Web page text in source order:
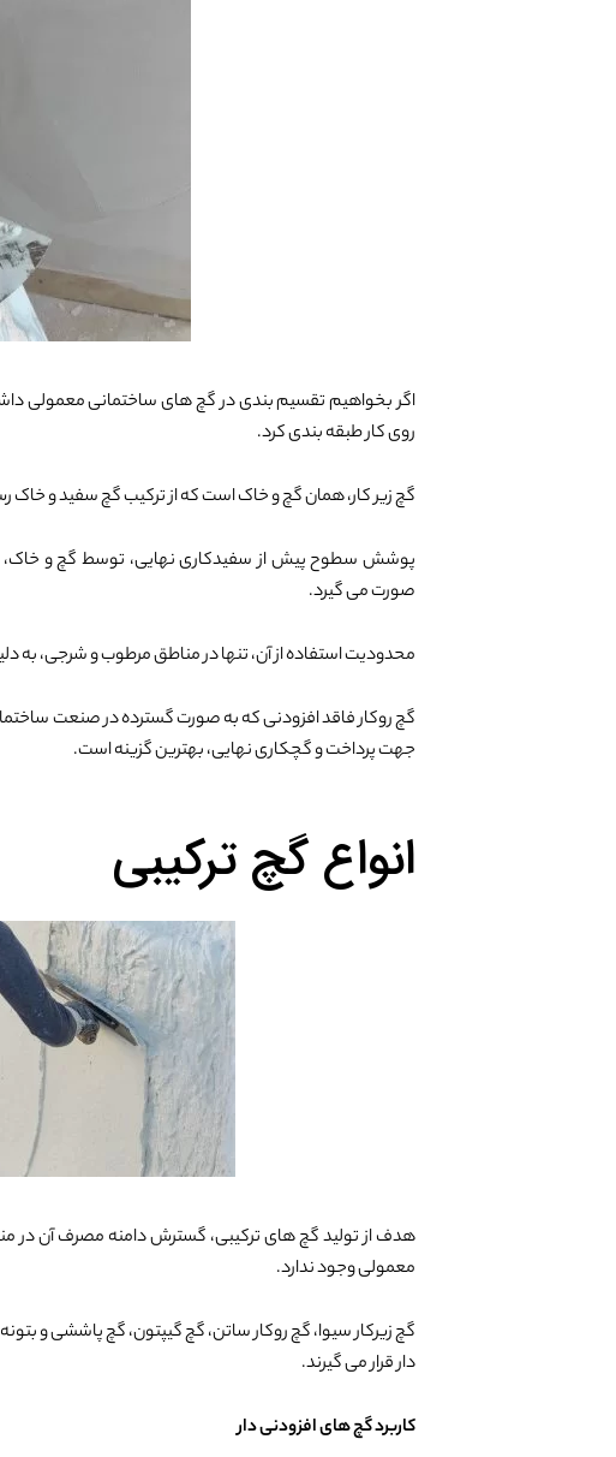
اگر بخواهیم تقسیم بندی در گچ های ساختمانی معمولی
روی کار طبقه بندی کرد.
گچ زیر کار، همان گچ و خاک است که از ترکیب گچ سفید و
پوشش سطوح پیش از سفیدکاری نهایی، توسط گچ و
صورت می گیرد.
محدودیت استفاده از آن، تنها در مناطق مرطوب و شرجی،
جهت پرداخت و گچکاری نهایی، بهترین گزینه است.
انواع گچ ترکیبی
هدف از تولید گچ های ترکیبی، گسترش دامنه مصرف آن در
معمولی وجود ندارد.
گچ زیرکار سیوا، گچ روکار ساتن، گچ گیپتون، گچ پاششی و
دار قرار می گیرند.
کاربرد گچ های افزودنی دار